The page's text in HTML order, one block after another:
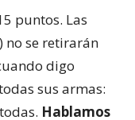
puntos. Las
no se retirarán
digo
sus armas:
Hablamos